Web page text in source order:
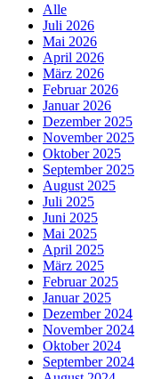
Alle
Juli 2026
Mai 2026
April 2026
März 2026
Februar 2026
Januar 2026
Dezember 2025
November 2025
Oktober 2025
September 2025
August 2025
Juli 2025
Juni 2025
Mai 2025
April 2025
März 2025
Februar 2025
Januar 2025
Dezember 2024
November 2024
Oktober 2024
September 2024